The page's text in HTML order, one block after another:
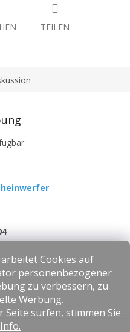
Cookies auf
personenbezogener
zu verbessern, zu
Werbung.
Seite surfen, stimmen Sie
TEILEN